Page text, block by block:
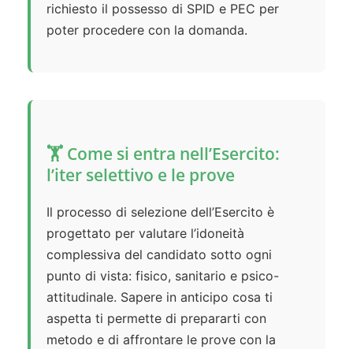
richiesto il possesso di SPID e PEC per
poter procedere con la domanda.
🏋️ Come si entra nell’Esercito:
l’iter selettivo e le prove
Il processo di selezione dell’Esercito è
progettato per valutare l’idoneità
complessiva del candidato sotto ogni
punto di vista: fisico, sanitario e psico-
attitudinale. Sapere in anticipo cosa ti
aspetta ti permette di prepararti con
metodo e di affrontare le prove con la